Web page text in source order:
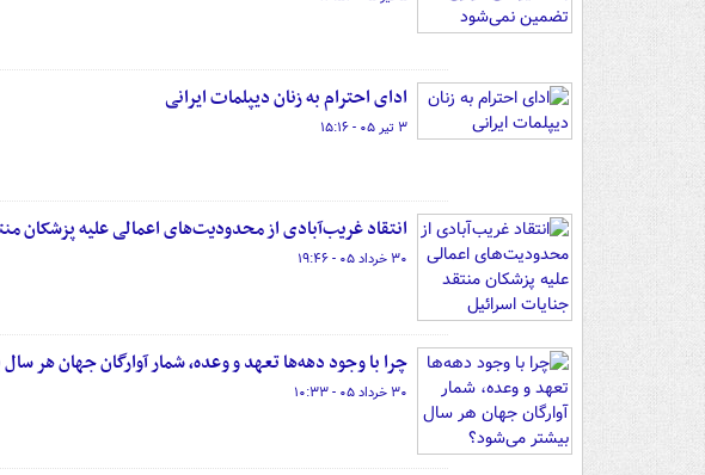
ادای احترام به زنان دیپلمات ایرانی
۳ تیر ۰۵ - ۱۵:۱۶
انتقاد غریب‌آبادی از محدودیت‌های اعمالی علیه پزشکان
۳۰ خرداد ۰۵ - ۱۹:۴۶
چرا با وجود دهه‌ها تعهد و وعده، شمار آوارگان جهان هر
۳۰ خرداد ۰۵ - ۱۰:۳۳